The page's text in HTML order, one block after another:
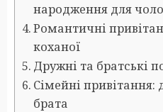
народження для
Романтичні
коханої
Дружні та братські
Сімейні привітання:
брата